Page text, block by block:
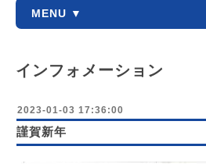
MENU ▼
インフォメーション
2023-01-03 17:36:00
謹賀新年